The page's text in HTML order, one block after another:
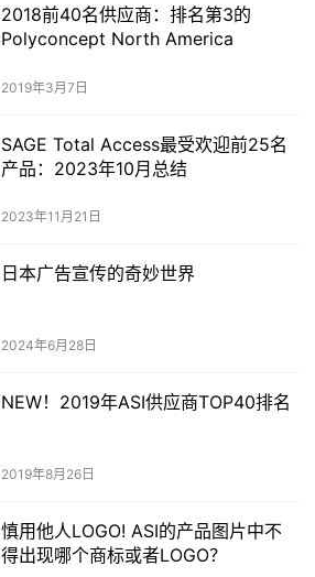
2018前40名供应商：排名第3的
Polyconcept North America
2019年3月7日
SAGE Total Access最受欢迎前25名
产品：2023年10月总结
2023年11月21日
日本广告宣传的奇妙世界
2024年6月28日
NEW！2019年ASI供应商TOP40排名
2019年8月26日
慎用他人LOGO! ASI的产品图片中不
得出现哪个商标或者LOGO？